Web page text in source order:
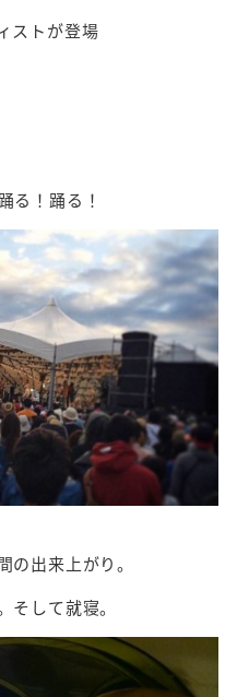
ストが登場
る！踊る！
の出来上がり。
そして就寝。